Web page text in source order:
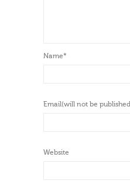
Name*
Email(will not be
Website